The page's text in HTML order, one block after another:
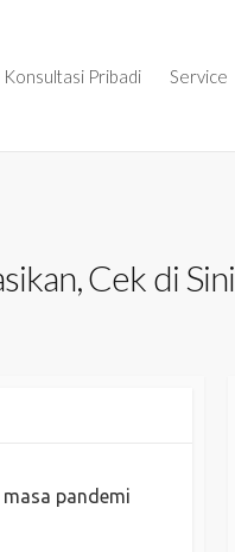
Konsultasi Pribadi Service
Cek di Sini
pandemi